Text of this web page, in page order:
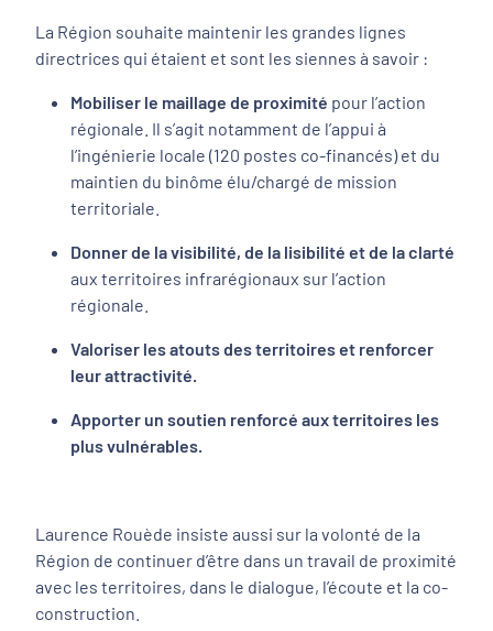
La Région souhaite maintenir les grandes lignes
directrices qui étaient et sont les siennes à savoir :
Mobiliser le maillage de proximité pour l’action
régionale. Il s’agit notamment de l’appui à
l’ingénierie locale (120 postes co-financés) et du
maintien du binôme élu/chargé de mission
territoriale.
Donner de la visibilité, de la lisibilité et de la clarté
aux territoires infrarégionaux sur l’action
régionale.
Valoriser les atouts des territoires et renforcer
leur attractivité.
Apporter un soutien renforcé aux territoires les
plus vulnérables.
Laurence Rouède insiste aussi sur la volonté de la
Région de continuer d’être dans un travail de proximité
avec les territoires, dans le dialogue, l’écoute et la co-
construction.